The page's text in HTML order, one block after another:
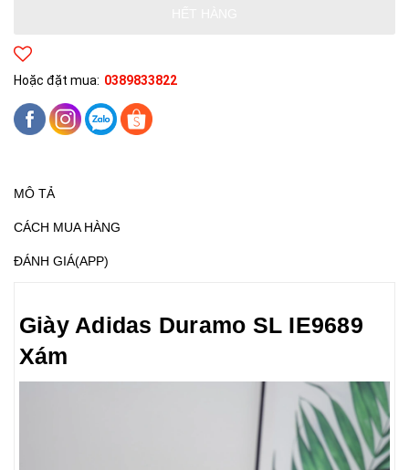
Hoặc đặt mua: 0389833822
MÔ TẢ
CÁCH MUA HÀNG
ĐÁNH GIÁ(APP)
Giày Adidas Duramo SL IE9689
Xám